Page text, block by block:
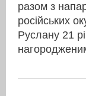
разом з
російських
Руслану 21